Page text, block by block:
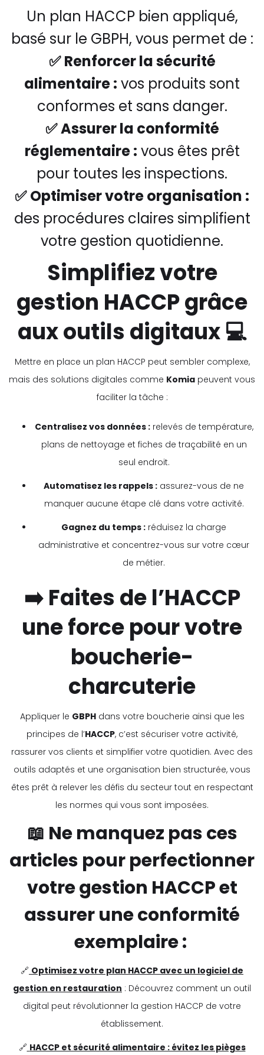
Un plan HACCP bien appliqué,
basé sur le GBPH, vous permet de :
✅ Renforcer la sécurité
alimentaire : vos produits sont
conformes et sans danger.
✅Assurer la conformité
réglementaire : vous êtes prêt
pour toutes les inspections.
✅ Optimiser votre organisation :
des procédures claires simplifient
votre gestion quotidienne.
Simplifiez votre
gestion HACCP grâce
aux outils digitaux 💻
Mettre en place un plan HACCP peut sembler complexe,
mais des solutions digitales comme Komia peuvent vous
faciliter la tâche :
Centralisez vos données :relevés de température,
plans de nettoyage et fiches de traçabilité en un
seul endroit.
Automatisez les rappels : assurez-vous de ne
manquer aucune étape clé dans votre activité.
Gagnez du temps : réduisez la charge
administrative et concentrez-vous sur votre cœur
de métier.
➡️ Faites de l’HACCP
une force pour votre
boucherie-
charcuterie
Appliquer le GBPHdans votre boucherie ainsi que les
principes de l’HACCP, c’est sécuriser votre activité,
rassurer vos clients et simplifier votre quotidien. Avec des
outils adaptés et une organisation bien structurée, vous
êtes prêt à relever les défis du secteur tout en respectant
les normes qui vous sont imposées.
📖 Ne manquez pas ces
articles pour perfectionner
votre gestion HACCP et
assurer une conformité
exemplaire :
🔗 Optimisez votre plan HACCP avec un logiciel de
gestion en restauration : Découvrez comment un outil
digital peut révolutionner la gestion HACCP de votre
établissement.
🔗 HACCP et sécurité alimentaire : évitez les pièges